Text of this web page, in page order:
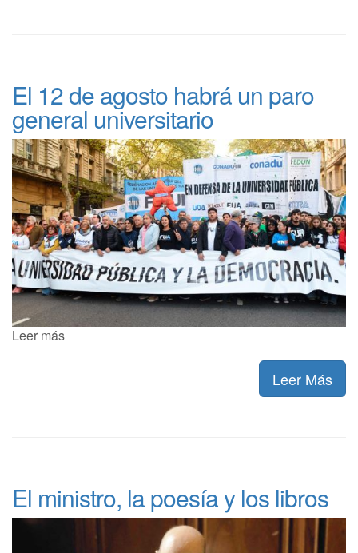
El 12 de agosto habrá un paro
general universitario
Leer más
Leer Más
El ministro, la poesía y los libros